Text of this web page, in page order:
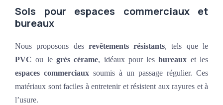
Sols pour espaces commerciaux et
bureaux
Nous proposons des revêtements résistants, tels que le
PVC ou le grès cérame, idéaux pour lesbureaux et les
espaces commerciaux soumis à un passage régulier. Ces
matériaux sont faciles à entretenir et résistent aux rayures et à
l’usure.